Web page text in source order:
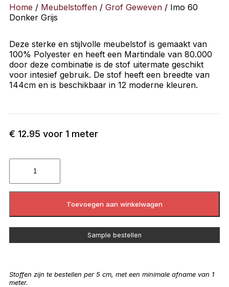
Home / Meubelstoffen / Grof Geweven / Imo 60
Donker Grijs
Deze sterke en stijlvolle meubelstof is gemaakt van
100% Polyester en heeft een Martindale van 80.000
door deze combinatie is de stof uitermate geschikt
voor intesief gebruik. De stof heeft een breedte van
144cm en is beschikbaar in 12 moderne kleuren.
€ 12.95 voor 1 meter
Toevoegen aan winkelwagen
Sample bestellen
Stoffen zijn te bestellen per 5 cm, met een minimale afname van 1
meter.